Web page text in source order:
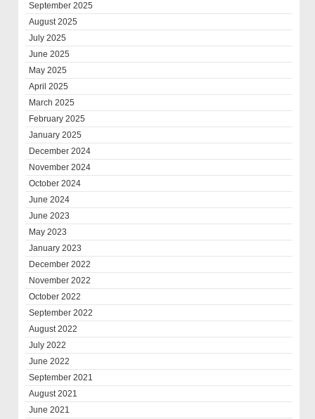
September 2025
August 2025
July 2025
June 2025
May 2025
April 2025
March 2025
February 2025
January 2025
December 2024
November 2024
October 2024
June 2024
June 2023
May 2023
January 2023
December 2022
November 2022
October 2022
September 2022
August 2022
July 2022
June 2022
September 2021
August 2021
June 2021